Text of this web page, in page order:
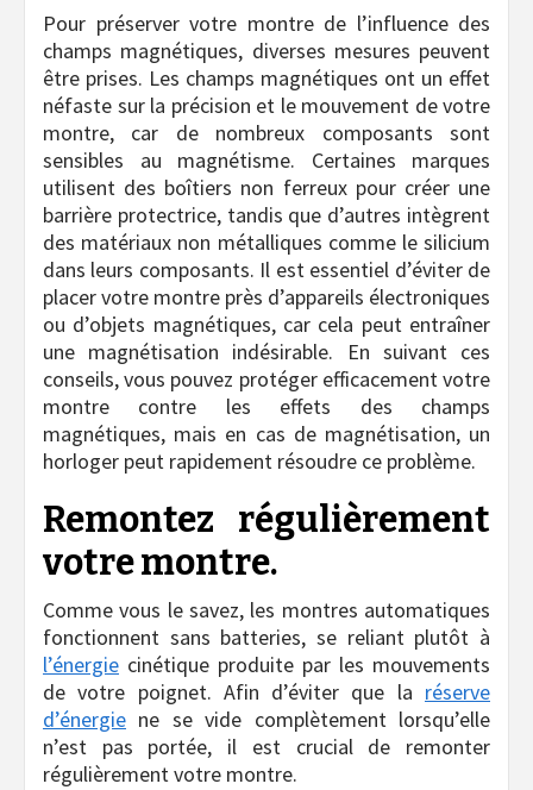
Pour préserver votre montre de l’influence des
champs magnétiques, diverses mesures peuvent
être prises. Les champs magnétiques ont un effet
néfaste sur la précision et le mouvement de votre
montre, car de nombreux composants sont
sensibles au magnétisme. Certaines marques
utilisent des boîtiers non ferreux pour créer une
barrière protectrice, tandis que d’autres intègrent
des matériaux non métalliques comme le silicium
dans leurs composants. Il est essentiel d’éviter de
placer votre montre près d’appareils électroniques
ou d’objets magnétiques, car cela peut entraîner
une magnétisation indésirable. En suivant ces
conseils, vous pouvez protéger efficacement votre
montre contre les effets des champs
magnétiques, mais en cas de magnétisation, un
horloger peut rapidement résoudre ce problème.
Remontez régulièrement
votre montre.
Comme vous le savez, les montres automatiques
fonctionnent sans batteries, se reliant plutôt à
l’énergie cinétique produite par les mouvements
de votre poignet. Afin d’éviter que la réserve
d’énergie ne se vide complètement lorsqu’elle
n’est pas portée, il est crucial de remonter
régulièrement votre montre.